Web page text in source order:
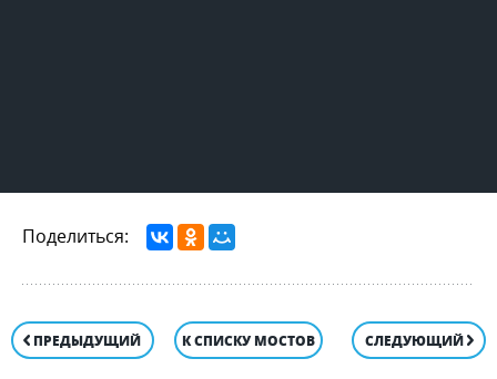
Поделиться:
ПРЕДЫДУЩИЙ К СПИСКУ МОСТОВ СЛЕДУЮЩИЙ